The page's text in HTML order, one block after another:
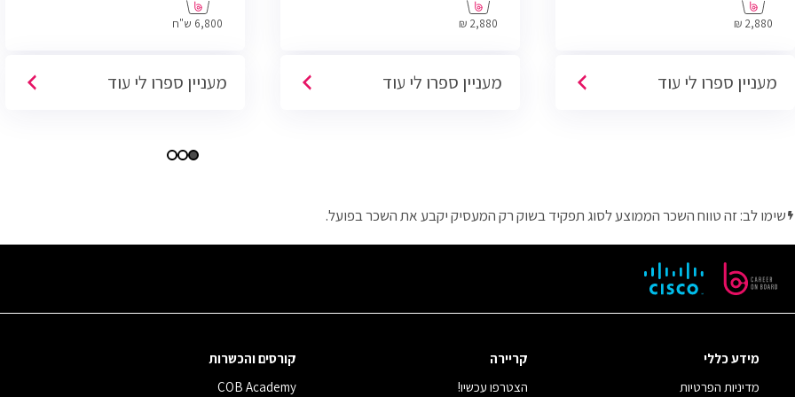
IT, Helpdesk, System, Network ו-Cyber.
2,880 ₪
מעניין ספרו לי עוד
2,880 ₪
מעניין ספרו לי עוד
6,800 ש"ח
מעניין ספרו לי עוד
שימו לב: זה טווח השכר הממוצע לסוג תפקיד בשוק רק המעסיק יקבע את השכר בפועל.
מידע כללי
מדיניות הפרטיות
קריירה
הצטרפו עכשיו!
קורסים והכשרות
COB Academy